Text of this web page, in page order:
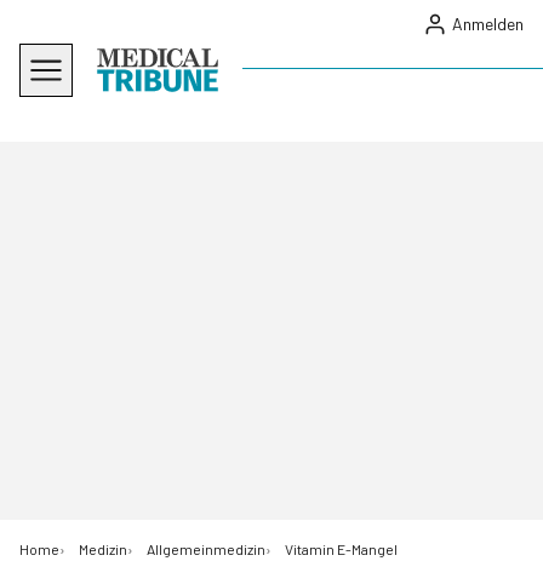
Anmelden
Home Medizin Allgemeinmedizin Vitamin E-Mangel